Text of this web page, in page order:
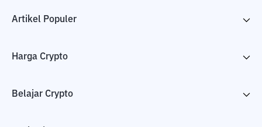
Artikel Populer
Harga Crypto
Belajar Crypto